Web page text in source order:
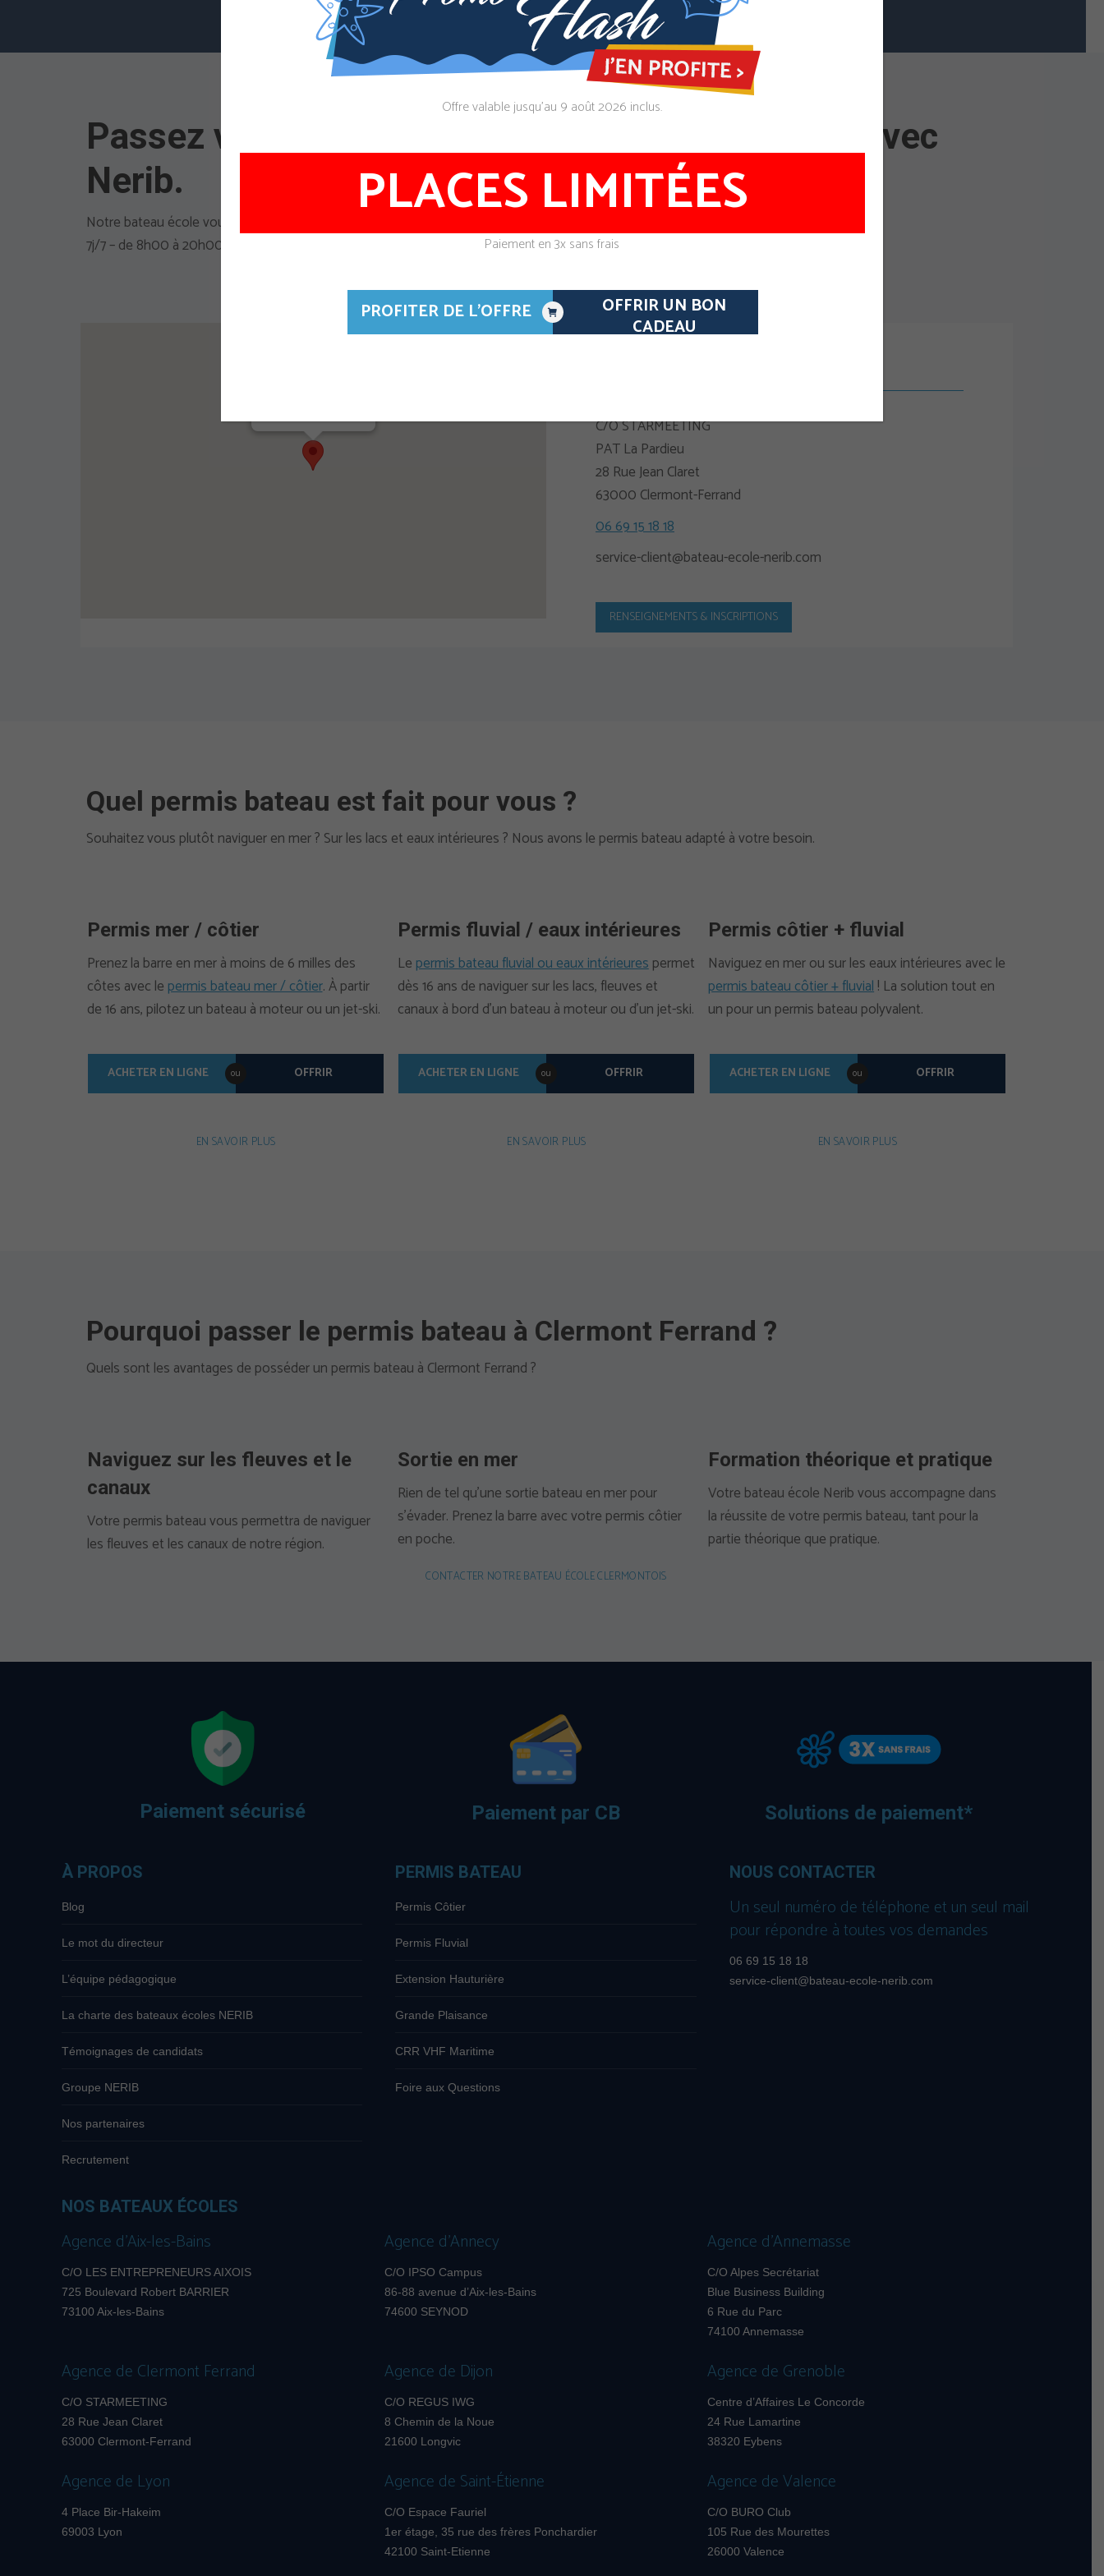
Permis Bateau Clermont Ferrand – NERIB : N° d’agrément : 063010/2024
Passez votre permis bateau à Clermont Ferrand avec
Nerib.
Notre bateau école vous accueille uniquement sur rendez-vous
7j/7 – de 8h00 à 20h00
C/O STARMEETING
PAT La Pardieu
28 Rue Jean Claret
63000 Clermont-Ferrand
06 69 15 18 18
service-client@bateau-ecole-nerib.com
RENSEIGNEMENTS & INSCRIPTIONS
Quel permis bateau est fait pour vous ?
Souhaitez vous plutôt naviguer en mer ? Sur les lacs et eaux intérieures ? Nous avons le permis bateau adapté à votre besoin.
Permis mer / côtier
Prenez la barre en mer à moins de 6 milles des
côtes avec le permis bateau mer / côtier. À partir
de 16 ans, pilotez un bateau à moteur ou un jet-ski.
ACHETER EN LIGNE ou OFFRIR
EN SAVOIR PLUS
Permis fluvial / eaux intérieures
Le permis bateau fluvial ou eaux intérieurespermet
dès 16 ans de naviguer sur les lacs, fleuves et
canaux à bord d’un bateau à moteur ou d’un jet-ski.
ACHETER EN LIGNE ou OFFRIR
EN SAVOIR PLUS
Permis côtier + fluvial
Naviguez en mer ou sur les eaux intérieures avec le
permis bateau côtier + fluvial! La solution tout en
un pour un permis bateau polyvalent.
ACHETER EN LIGNE ou OFFRIR
EN SAVOIR PLUS
Pourquoi passer le permis bateau à Clermont Ferrand ?
Quels sont les avantages de posséder un permis bateau à Clermont Ferrand ?
Naviguez sur les fleuves et le
canaux
Votre permis bateau vous permettra de naviguer
les fleuves et les canaux de notre région.
Sortie en mer
Rien de tel qu’une sortie bateau en mer pour
s’évader. Prenez la barre avec votre permis côtier
en poche.
Formation théorique et pratique
Votre bateau école Nerib vous accompagne dans
la réussite de votre permis bateau, tant pour la
partie théorique que pratique.
CONTACTER NOTRE BATEAU ÉCOLE CLERMONTOIS
Paiement sécurisé Paiement par CB Solutions de paiement*
À PROPOS
Blog
Le mot du directeur
L’équipe pédagogique
La charte des bateaux écoles NERIB
Témoignages de candidats
Groupe NERIB
Nos partenaires
Recrutement
PERMIS BATEAU
Permis Côtier
Permis Fluvial
Extension Hauturière
Grande Plaisance
CRR VHF Maritime
Foire aux Questions
NOUS CONTACTER
Un seul numéro de téléphone et un seul mail
pour répondre à toutes vos demandes
06 69 15 18 18
service-client@bateau-ecole-nerib.com
NOS BATEAUX ÉCOLES
Agence d’Aix-les-Bains
C/O LES ENTREPRENEURS AIXOIS
725 Boulevard Robert BARRIER
73100 Aix-les-Bains
Agence d’Annecy
C/O IPSO Campus
86-88 avenue d’Aix-les-Bains
74600 SEYNOD
Agence d’Annemasse
C/O Alpes Secrétariat
Blue Business Building
6 Rue du Parc
74100 Annemasse
Agence de Clermont Ferrand
C/O STARMEETING
28 Rue Jean Claret
63000 Clermont-Ferrand
Agence de Dijon
C/O REGUS IWG
8 Chemin de la Noue
21600 Longvic
Agence de Grenoble
Centre d’Affaires Le Concorde
24 Rue Lamartine
38320 Eybens
Agence de Lyon
4 Place Bir-Hakeim
69003 Lyon
Agence de Saint-Étienne
C/O Espace Fauriel
1er étage, 35 rue des frères Ponchardier
42100 Saint-Etienne
Agence de Valence
C/O BURO Club
105 Rue des Mourettes
26000 Valence
Offre valable jusqu’au 9 août 2026 inclus.
PLACES LIMITÉES
Paiement en 3x sans frais
PROFITER DE L'OFFRE OFFRIR UN BON
CADEAU